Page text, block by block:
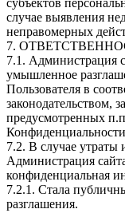
случае выявления
неправомерных
7.
7.1. Администрация
умышленное
Пользователя в
законодательством,
предусмотренных
7.2. В случае
Администрация
конфиденциальная
7.2.1. Стала
разглашения.